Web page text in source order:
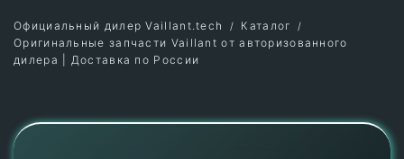
Официальный дилер Vaillant.tech
Каталог
Оригинальные запчасти Vaillant от авторизованного
дилера | Доставка по России